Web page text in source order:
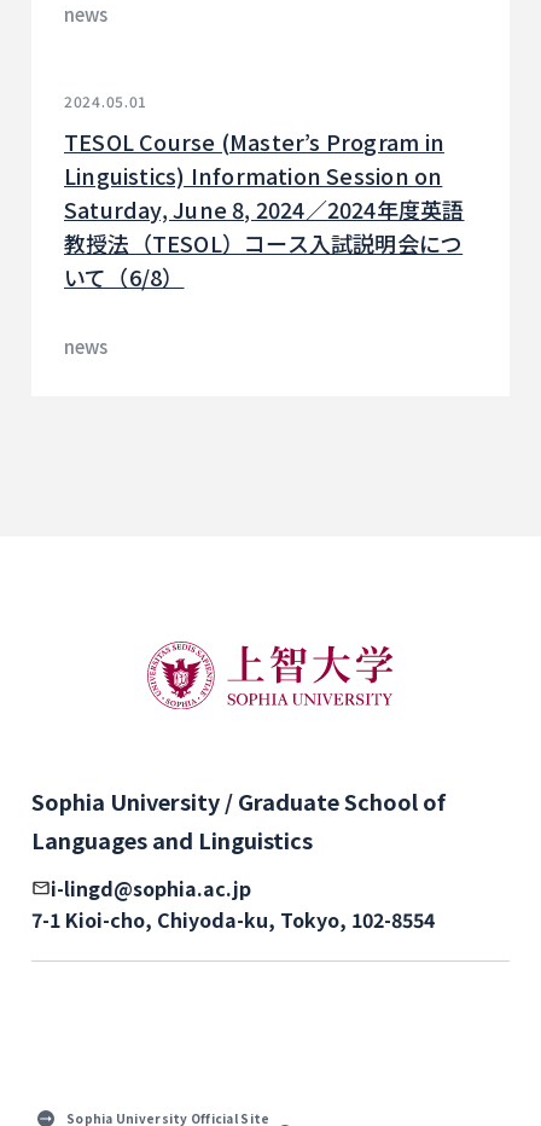
news
2024.05.01
TESOL Course (Master’s Program in
Linguistics) Information Session on
Saturday, June 8, 2024／2024年度英語
教授法（TESOL）コース入試説明会につ
いて（6/8）
news
Sophia University / Graduate School of
Languages and Linguistics
i-lingd@sophia.ac.jp
7-1 Kioi-cho, Chiyoda-ku, Tokyo, 102-8554
Sophia University Official Site